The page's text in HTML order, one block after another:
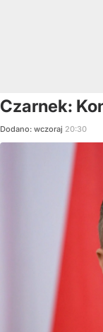
Czarnek:
Dodano: wczoraj 20:30